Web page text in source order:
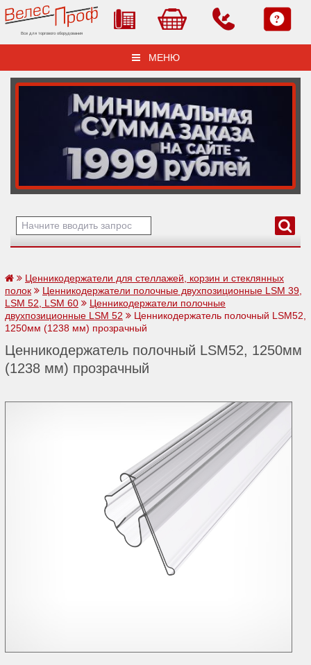
Все для торгового оборудования
МЕНЮ
Ценникодержатели для стеллажей, корзин и стеклянных
полок
Ценникодержатели полочные двухпозиционные LSM 39,
LSM 52, LSM 60
Ценникодержатели полочные
двухпозиционные LSM 52
Ценникодержатель полочный LSM52,
1250мм (1238 мм) прозрачный
Ценникодержатель полочный LSM52, 1250мм
(1238 мм) прозрачный